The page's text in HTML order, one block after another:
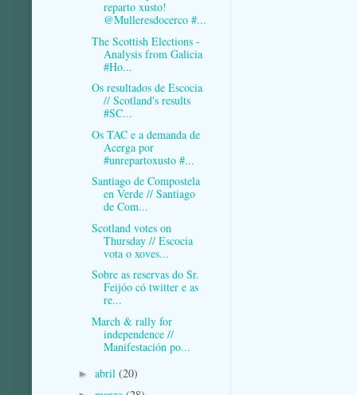
reparto xusto!
@Mulleresdocerco #...
The Scottish Elections -
Analysis from Galicia
#Ho...
Os resultados de Escocia
// Scotland's results
#SC...
Os TAC e a demanda de
Acerga por
#unrepartoxusto #...
Santiago de Compostela
en Verde // Santiago
de Com...
Scotland votes on
Thursday // Escocia
vota o xoves...
Sobre as reservas do Sr.
Feijóo có twitter e as
re...
March & rally for
independence //
Manifestación po...
► abril (20)